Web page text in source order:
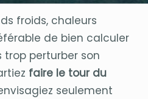
froids, chaleurs
de bien calculer
trop perturber son
faire le tour du
seulement